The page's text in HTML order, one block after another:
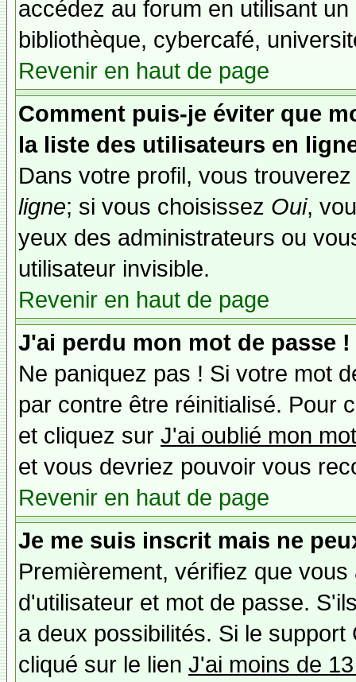
accédez au forum en utilisant
bibliothèque, cybercafé,
Revenir en haut de page
Comment puis-je éviter que
la liste des utilisateurs en
Dans votre profil, vous
ligne; si vous choisissez Oui,
yeux des administrateurs ou
utilisateur invisible.
Revenir en haut de page
J'ai perdu mon mot de passe !
Ne paniquez pas ! Si votre mot
par contre être réinitialisé. Pour
et cliquez sur J'ai oublié mon
et vous devriez pouvoir vous
Revenir en haut de page
Je me suis inscrit mais ne
Premièrement, vérifiez que
d'utilisateur et mot de passe.
a deux possibilités. Si le
cliqué sur le lien J'ai moins de